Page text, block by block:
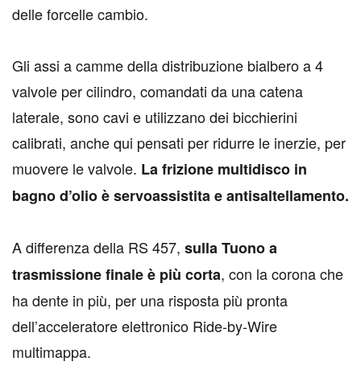
delle forcelle cambio.
Gli assi a camme della distribuzione bialbero a 4
valvole per cilindro, comandati da una catena
laterale, sono cavi e utilizzano dei bicchierini
calibrati, anche qui pensati per ridurre le inerzie, per
muovere le valvole. La frizione multidisco in
bagno d’olio è servoassistita e antisaltellamento.
A differenza della RS 457, sulla Tuono a
trasmissione finale è più corta, con la corona che
ha dente in più, per una risposta più pronta
dell’acceleratore elettronico Ride-by-Wire
multimappa.